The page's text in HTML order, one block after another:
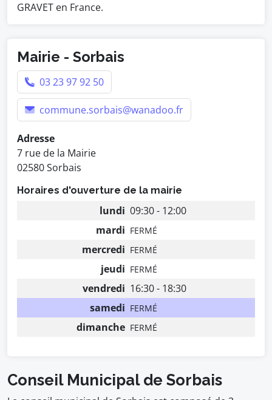
GRAVET en France.
Mairie - Sorbais
03 23 97 92 50
commune.sorbais@wanadoo.fr
Adresse
7 rue de la Mairie
02580 Sorbais
Horaires d'ouverture de la mairie
lundi 09:30 - 12:00
mardi FERMÉ
mercredi FERMÉ
jeudi FERMÉ
vendredi 16:30 - 18:30
samedi FERMÉ
dimanche FERMÉ
Conseil Municipal de Sorbais